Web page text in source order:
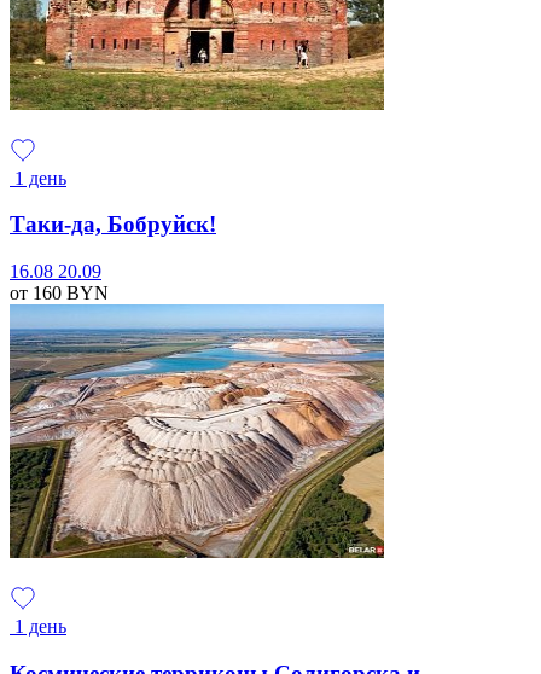
1 день
Таки-да, Бобруйск!
16.08 20.09
от 160 BYN
1 день